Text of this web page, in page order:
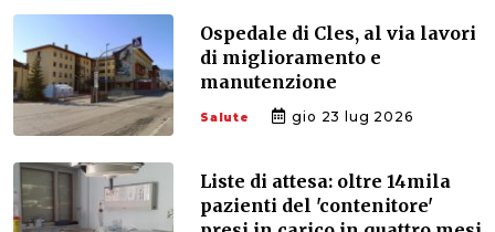
Ospedale di Cles, al via lavori
di miglioramento e
manutenzione
Salute gio 23 lug 2026
Liste di attesa: oltre 14mila
pazienti del 'contenitore'